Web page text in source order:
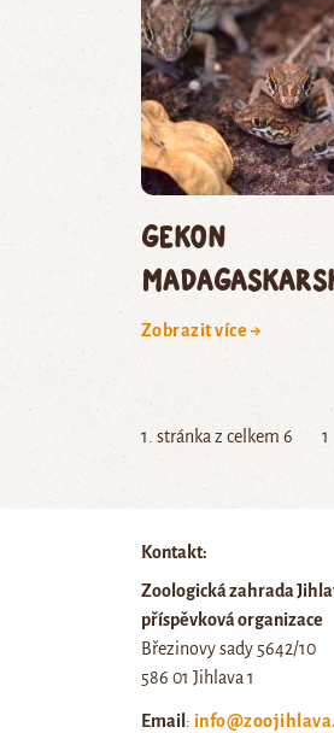
gekon
Zobrazit více →
1. stránka z celkem 6 1
Kontakt:
Zoologická zahrada
příspěvková organizace
Březinovy sady 5642/10
586 01 Jihlava 1
Email :